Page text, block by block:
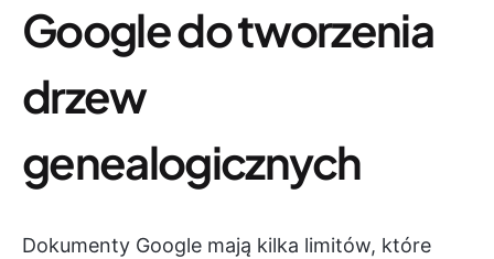
Google do tworzenia
drzew
genealogicznych
Dokumenty Google mają kilka limitów, które